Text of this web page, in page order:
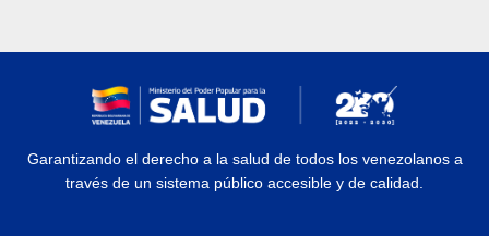
Garantizando el derecho a la salud de todos los venezolanos a
través de un sistema público accesible y de calidad.